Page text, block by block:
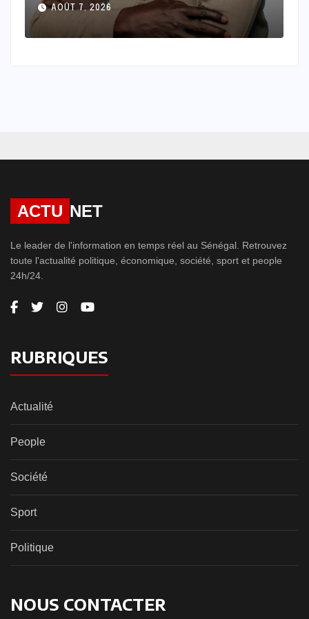
façonnent le monde : Discours
et Diplomatie : Des paroles,
des mots et une image
AOÛT 7, 2026
ACTU NET
Le leader de l'information en temps réel au Sénégal. Retrouvez
toute l'actualité politique, économique, société, sport et people
24h/24.
RUBRIQUES
Actualité
People
Société
Sport
Politique
NOUS CONTACTER